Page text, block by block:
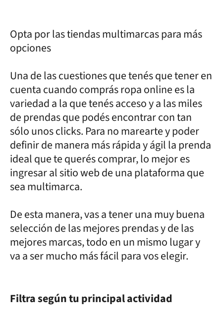
Opta por las tiendas multimarcas para más
opciones
Una de las cuestiones que tenés que tener en
cuenta cuando comprás ropa online es la
variedad a la que tenés acceso y a las miles
de prendas que podés encontrar con tan
sólo unos clicks. Para no marearte y poder
definir de manera más rápida y ágil la prenda
ideal que te querés comprar, lo mejor es
ingresar al sitio web de una plataforma que
sea multimarca.
De esta manera, vas a tener una muy buena
selección de las mejores prendas y de las
mejores marcas, todo en un mismo lugar y
va a ser mucho más fácil para vos elegir.
Filtra según tu principal actividad